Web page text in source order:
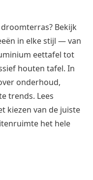
Bekijk
in elke stijl — van
eettafel tot
houten tafel. In
onderhoud,
trends. Lees
kiezen van de juiste
het hele